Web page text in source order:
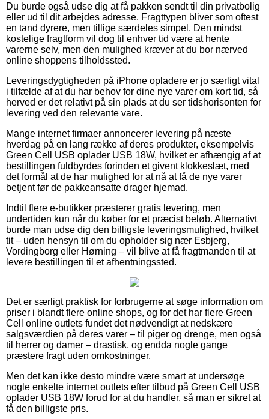
Du burde også udse dig at få pakken sendt til din privatbolig
eller ud til dit arbejdes adresse. Fragttypen bliver som oftest
en tand dyrere, men tillige særdeles simpel. Den mindst
kostelige fragtform vil dog til enhver tid være at hente
varerne selv, men den mulighed kræver at du bor nærved
online shoppens tilholdssted.
Leveringsdygtigheden på iPhone opladere er jo særligt vital
i tilfælde af at du har behov for dine nye varer om kort tid, så
herved er det relativt på sin plads at du ser tidshorisonten for
levering ved den relevante vare.
Mange internet firmaer annoncerer levering på næste
hverdag på en lang række af deres produkter, eksempelvis
Green Cell USB oplader USB 18W, hvilket er afhængig af at
bestillingen fuldbyrdes forinden et givent klokkeslæt, med
det formål at de har mulighed for at nå at få de nye varer
betjent før de pakkeansatte drager hjemad.
Indtil flere e-butikker præsterer gratis levering, men
undertiden kun når du køber for et præcist beløb. Alternativt
burde man udse dig den billigste leveringsmulighed, hvilket
tit – uden hensyn til om du opholder sig nær Esbjerg,
Vordingborg eller Hørning – vil blive at få fragtmanden til at
levere bestillingen til et afhentningssted.
Det er særligt praktisk for forbrugerne at søge information om
priser i blandt flere online shops, og for det har flere Green
Cell online outlets fundet det nødvendigt at nedskære
salgsværdien på deres varer – til piger og drenge, men også
til herrer og damer – drastisk, og endda nogle gange
præstere fragt uden omkostninger.
Men det kan ikke desto mindre være smart at undersøge
nogle enkelte internet outlets efter tilbud på Green Cell USB
oplader USB 18W forud for at du handler, så man er sikret at
få den billigste pris.